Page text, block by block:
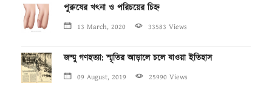
পুরুষের খৎনা ও পরিচয়ের চিহ্ন
13 March, 2020 33583 Views
জম্মু গণহত্যা: স্মৃতির আড়ালে চলে যাওয়া ইতিহাস
09 August, 2019 25990 Views